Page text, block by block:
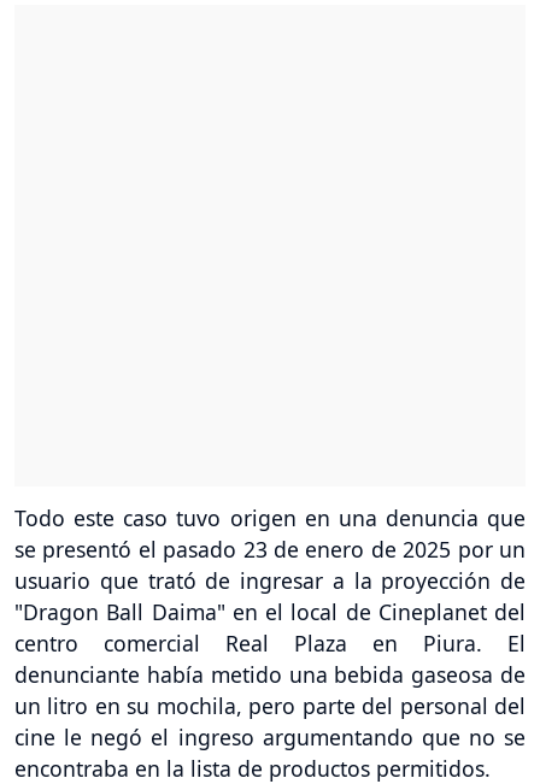
Todo este caso tuvo origen en una denuncia que
se presentó el pasado 23 de enero de 2025 por un
usuario que trató de ingresar a la proyección de
"Dragon Ball Daima" en el local de Cineplanet del
centro comercial Real Plaza en Piura. El
denunciante había metido una bebida gaseosa de
un litro en su mochila, pero parte del personal del
cine le negó el ingreso argumentando que no se
encontraba en la lista de productos permitidos.